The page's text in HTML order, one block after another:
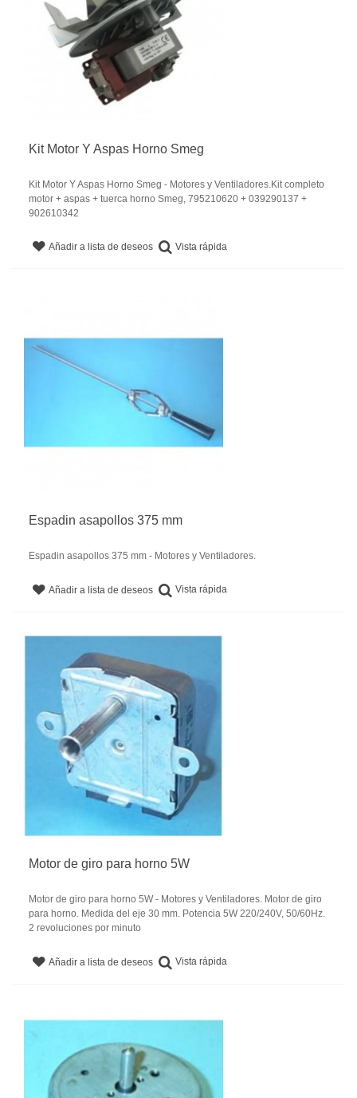
Kit Motor Y Aspas Horno Smeg
Kit Motor Y Aspas Horno Smeg - Motores y Ventiladores.Kit completo
motor + aspas + tuerca horno Smeg, 795210620 + 039290137 +
902610342
Añadir a lista de deseos Vista rápida
Espadin asapollos 375 mm
Espadin asapollos 375 mm - Motores y Ventiladores.
Añadir a lista de deseos Vista rápida
Motor de giro para horno 5W
Motor de giro para horno 5W - Motores y Ventiladores. Motor de giro
para horno. Medida del eje 30 mm. Potencia 5W 220/240V, 50/60Hz.
2 revoluciones por minuto
Añadir a lista de deseos Vista rápida